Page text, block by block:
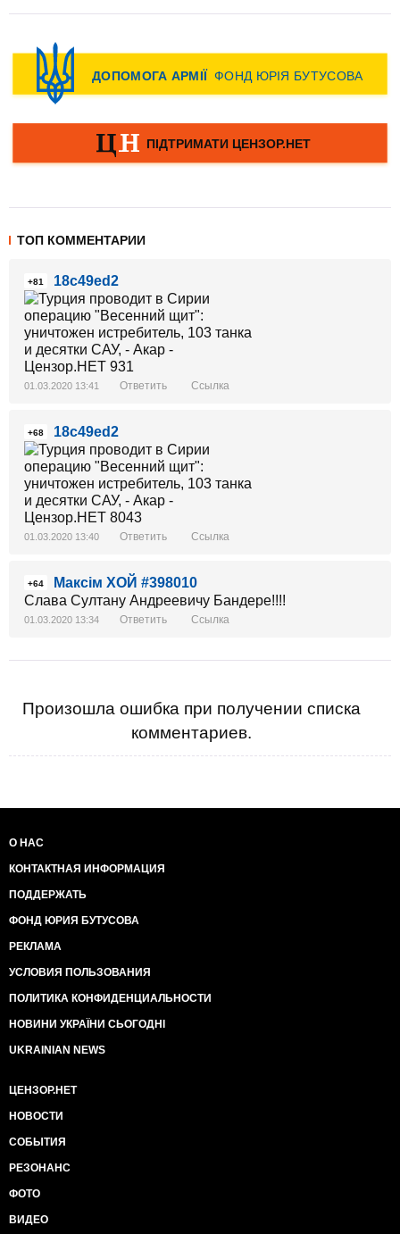
ТОП КОММЕНТАРИИ
+81 18c49ed2
01.03.2020 13:41 Ответить Ссылка
+68 18c49ed2
01.03.2020 13:40 Ответить Ссылка
+64
Максім ХОЙ #398010
Слава Султану Андреевичу Бандере!!!!
01.03.2020 13:34 Ответить Ссылка
Произошла ошибка при получении списка
комментариев.
О НАС
КОНТАКТНАЯ ИНФОРМАЦИЯ
ПОДДЕРЖАТЬ
ФОНД ЮРИЯ БУТУСОВА
РЕКЛАМА
УСЛОВИЯ ПОЛЬЗОВАНИЯ
ПОЛИТИКА КОНФИДЕНЦИАЛЬНОСТИ
НОВИНИ УКРАЇНИ СЬОГОДНІ
UKRAINIAN NEWS
ЦЕНЗОР.НЕТ
НОВОСТИ
СОБЫТИЯ
РЕЗОНАНС
ФОТО
ВИДЕО